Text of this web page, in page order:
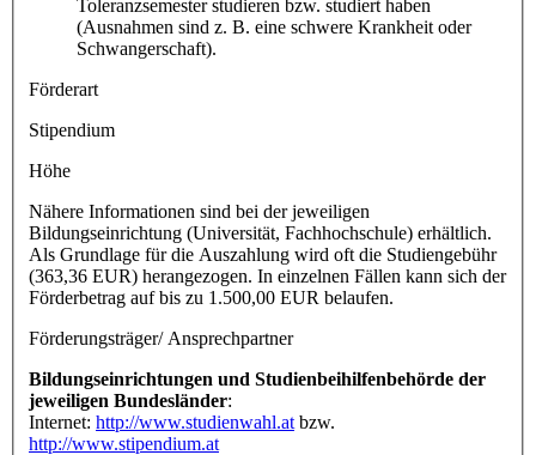
Toleranzsemester studieren bzw. studiert haben
(Ausnahmen sind z. B. eine schwere Krankheit oder
Schwangerschaft).
Förderart
Stipendium
Höhe
Nähere Informationen sind bei der jeweiligen
Bildungseinrichtung (Universität, Fachhochschule) erhältlich.
Als Grundlage für die Auszahlung wird oft die Studiengebühr
(363,36 EUR) herangezogen. In einzelnen Fällen kann sich der
Förderbetrag auf bis zu 1.500,00 EUR belaufen.
Förderungsträger/ Ansprechpartner
Bildungseinrichtungen und Studienbeihilfenbehörde der
jeweiligen Bundesländer:
Internet: http://www.studienwahl.at bzw.
http://www.stipendium.at